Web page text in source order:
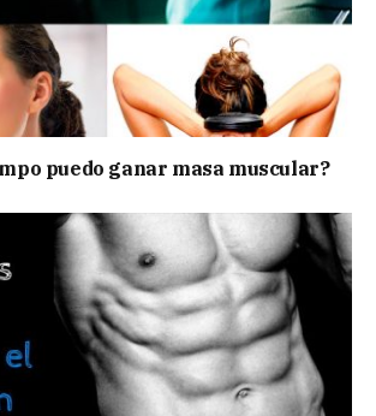
puedo ganar masa muscular?